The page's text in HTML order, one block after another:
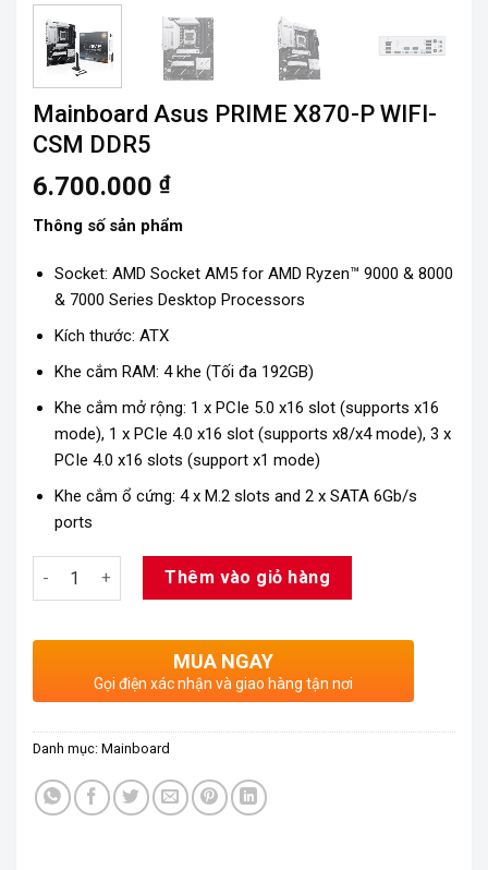
Mainboard Asus PRIME X870-P WIFI-
CSM DDR5
6.700.000 ₫
Thông số sản phẩm
Socket: AMD Socket AM5 for AMD Ryzen™ 9000 & 8000
& 7000 Series Desktop Processors
Kích thước: ATX
Khe cắm RAM: 4 khe (Tối đa 192GB)
Khe cắm mở rộng: 1 x PCIe 5.0 x16 slot (supports x16
mode), 1 x PCIe 4.0 x16 slot (supports x8/x4 mode), 3 x
PCIe 4.0 x16 slots (support x1 mode)
Khe cắm ổ cứng: 4 x M.2 slots and 2 x SATA 6Gb/s
ports
Số lượng Thêm vào giỏ hàng
MUA NGAY
Gọi điện xác nhận và giao hàng tận nơi
Danh mục: Mainboard